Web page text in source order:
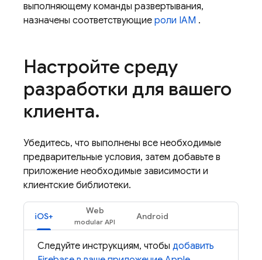
выполняющему команды развертывания,
назначены соответствующие роли IAM .
Настройте среду
разработки для вашего
клиента.
Убедитесь, что выполнены все необходимые
предварительные условия, затем добавьте в
приложение необходимые зависимости и
клиентские библиотеки.
iOS+
Web
Android
Следуйте инструкциям, чтобы добавить